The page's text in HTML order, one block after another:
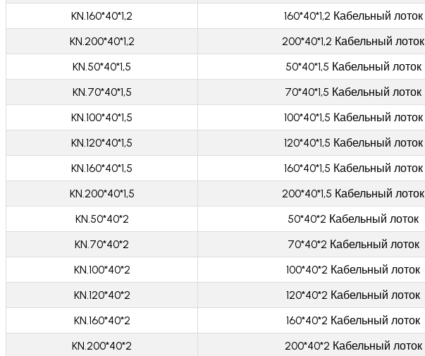
KN.160*40*1,2
160*40*1,2 Кабельный лоток
KN.200*40*1,2
200*40*1,2 Кабельный лоток
KN.50*40*1,5
50*40*1,5 Кабельный лоток
KN.70*40*1,5
70*40*1,5 Кабельный лоток
KN.100*40*1,5
100*40*1,5 Кабельный лоток
KN.120*40*1,5
120*40*1,5 Кабельный лоток
KN.160*40*1,5
160*40*1,5 Кабельный лоток
KN.200*40*1,5
200*40*1,5 Кабельный лоток
KN.50*40*2
50*40*2 Кабельный лоток
KN.70*40*2
70*40*2 Кабельный лоток
KN.100*40*2
100*40*2 Кабельный лоток
KN.120*40*2
120*40*2 Кабельный лоток
KN.160*40*2
160*40*2 Кабельный лоток
KN.200*40*2
200*40*2 Кабельный лоток